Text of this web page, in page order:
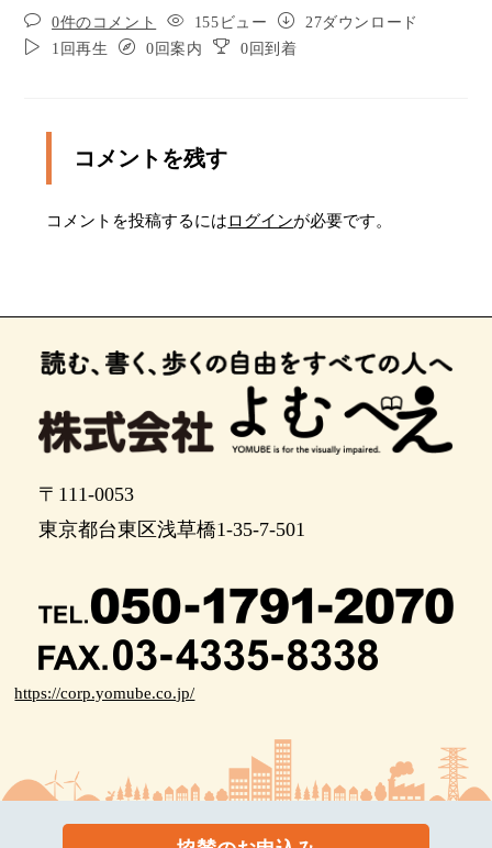
0件のコメント
155ビュー
27ダウンロード
1回再生
0回案内 0回到着
コメントを残す
コメントを投稿するにはログインが必要です。
〒111-0053
東京都台東区浅草橋1-35-7-501
https://corp.yomube.co.jp/